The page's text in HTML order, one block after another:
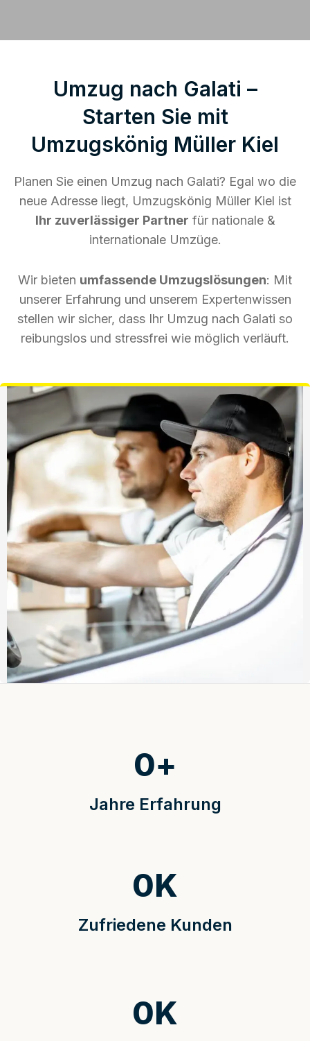
Umzug nach Galati –
Starten Sie mit
Umzugskönig Müller Kiel
Planen Sie einen Umzug nach Galati? Egal wo die
neue Adresse liegt, Umzugskönig Müller Kiel ist
Ihr zuverlässiger Partner für nationale &
internationale Umzüge.
Wir bieten umfassende Umzugslösungen: Mit
unserer Erfahrung und unserem Expertenwissen
stellen wir sicher, dass Ihr Umzug nach Galati so
reibungslos und stressfrei wie möglich verläuft.
Jahre Erfahrung
0+
Zufriedene Kunden
0K
0K